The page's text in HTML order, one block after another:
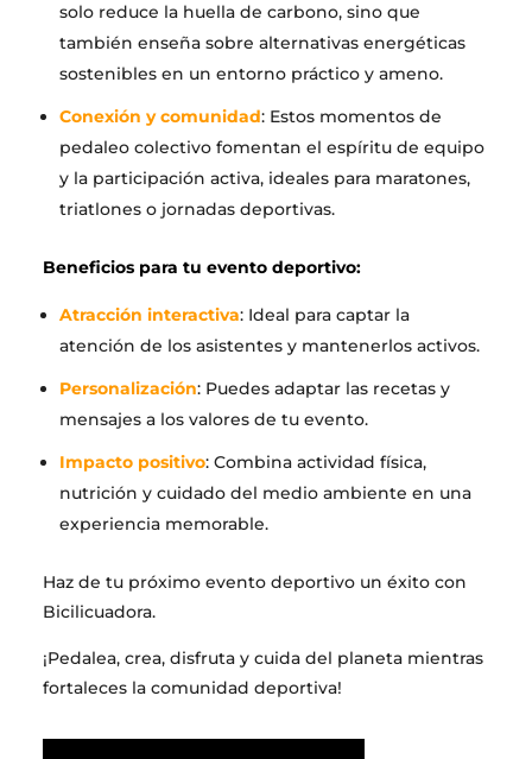
solo reduce la huella de carbono, sino que
también enseña sobre alternativas energéticas
sostenibles en un entorno práctico y ameno.
Conexión y comunidad: Estos momentos de
pedaleo colectivo fomentan el espíritu de equipo
y la participación activa, ideales para maratones,
triatlones o jornadas deportivas.
Beneficios para tu evento deportivo:
Atracción interactiva: Ideal para captar la
atención de los asistentes y mantenerlos activos.
Personalización: Puedes adaptar las recetas y
mensajes a los valores de tu evento.
Impacto positivo: Combina actividad física,
nutrición y cuidado del medio ambiente en una
experiencia memorable.
Haz de tu próximo evento deportivo un éxito con
Bicilicuadora.
¡Pedalea, crea, disfruta y cuida del planeta mientras
fortaleces la comunidad deportiva!